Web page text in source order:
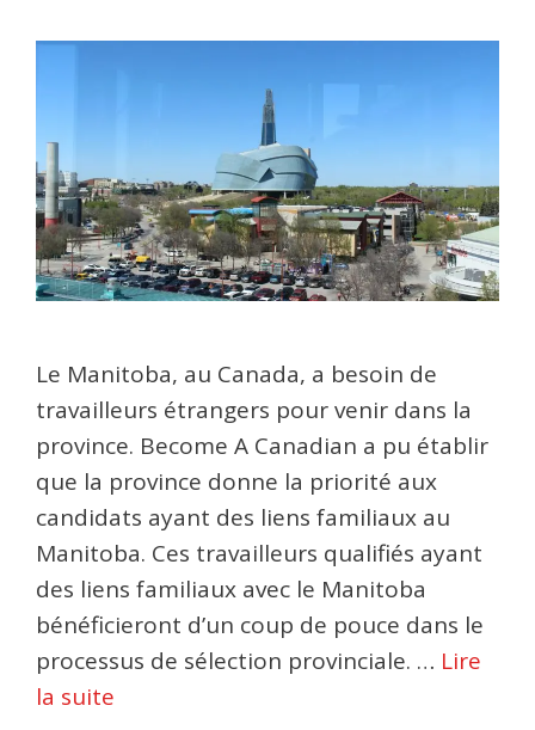
Le Manitoba, au Canada, a besoin de
travailleurs étrangers pour venir dans la
province. Become A Canadian a pu établir
que la province donne la priorité aux
candidats ayant des liens familiaux au
Manitoba. Ces travailleurs qualifiés ayant
des liens familiaux avec le Manitoba
bénéficieront d’un coup de pouce dans le
processus de sélection provinciale. … Lire
la suite